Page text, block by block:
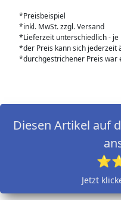
*Preisbeispiel
*inkl. MwSt. zzgl. Versand
*Lieferzeit unterschiedlich - je
*der Preis kann sich jederzeit
*durchgestrichener Preis war
Diesen Artikel auf
Jetzt